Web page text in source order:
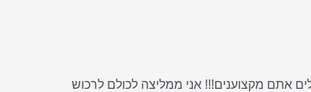
אתם מקצוענים!!! אני ממליצה לכולם לרכוש